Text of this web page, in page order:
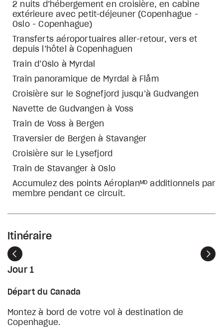
2 nuits d’hébergement en croisière, en cabine
extérieure avec petit-déjeuner (Copenhague -
Oslo - Copenhague)
Transferts aéroportuaires aller-retour, vers et
depuis l’hôtel à Copenhaguen
Train d’Oslo à Myrdal
Train panoramique de Myrdal à Flåm
Croisière sur le Sognefjord jusqu’à Gudvangen
Navette de Gudvangen à Voss
Train de Voss à Bergen
Traversier de Bergen à Stavanger
Croisière sur le Lysefjord
Train de Stavanger à Oslo
Accumulez des points Aéroplanᴹᴰ additionnels par
membre pendant ce circuit.
Itinéraire
Précédent
Jour 1
Départ du Canada
Montez à bord de votre vol à destination de
Copenhague.